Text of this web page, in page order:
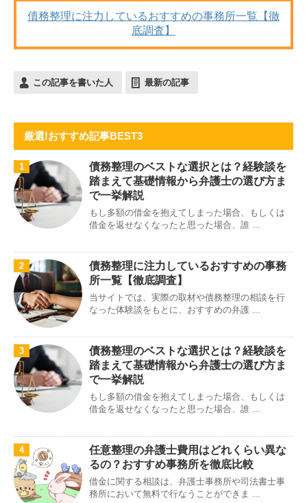
債務整理に注力しているおすすめの事務所一覧【徹
底調査】
この記事を書いた人 最新の記事
厳選!おすすめ記事BEST3
1
債務整理のベストな選択とは？経験談を
踏まえて基礎情報から弁護士の選び方ま
で一挙解説
もし多額の借金を抱えてしまった場合、もしくは
借金を返せなくなったと思った場合、誰 ...
2
債務整理に注力しているおすすめの事務
所一覧【徹底調査】
当サイトでは、実際の取材や債務整理の相談を行
なった体験談をもとに、おすすめの弁護 ...
3
債務整理のベストな選択とは？経験談を
踏まえて基礎情報から弁護士の選び方ま
で一挙解説
もし多額の借金を抱えてしまった場合、もしくは
借金を返せなくなったと思った場合、誰 ...
4
任意整理の弁護士費用はどれくらい異な
るの？おすすめ事務所を徹底比較
借金に関する相談は、弁護士事務所や司法書士事
務所において無料で行なうことができま ...